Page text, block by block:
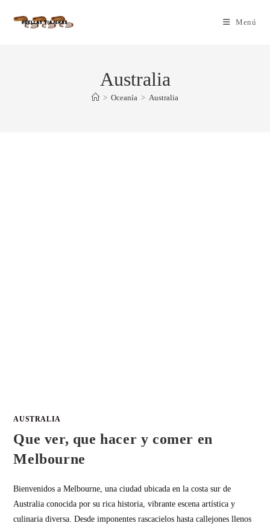
Menú
Australia
> Oceanía > Australia
AUSTRALIA
Que ver, que hacer y comer en
Melbourne
Bienvenidos a Melbourne, una ciudad ubicada en la costa sur de
Australia conocida por su rica historia, vibrante escena artística y
culinaria diversa. Desde imponentes rascacielos hasta callejones llenos